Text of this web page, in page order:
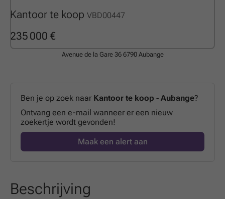
Kantoor te koop VBD00447
235 000 €
Avenue de la Gare 36 6790 Aubange
Ben je op zoek naar Kantoor te koop - Aubange?
Ontvang een e-mail wanneer er een nieuw
zoekertje wordt gevonden!
Maak een alert aan
Beschrijving